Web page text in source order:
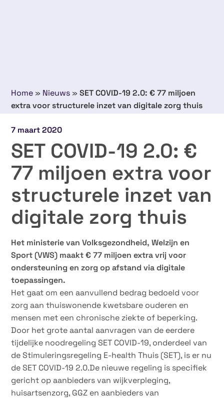
Home » Nieuws »SET COVID-19 2.0: € 77 miljoen
extra voor structurele inzet van digitale zorg thuis
7 maart 2020
SET COVID-19 2.0: €
77 miljoen extra voor
structurele inzet van
digitale zorg thuis
Het ministerie van Volksgezondheid, Welzijn en
Sport (VWS) maakt € 77 miljoen extra vrij voor
ondersteuning en zorg op afstand via digitale
toepassingen.
Het gaat om een aanvullend bedrag bedoeld voor
zorg aan thuiswonende kwetsbare ouderen en
mensen met een chronische ziekte of beperking.
Door het grote aantal aanvragen van de eerdere
tijdelijke noodregeling SET COVID-19, onderdeel van
de Stimuleringsregeling E-health Thuis (SET), is er nu
de SET COVID-19 2.0.De nieuwe regeling is specifiek
gericht op aanbieders van wijkverpleging,
huisartsenzorg, GGZ en aanbieders van